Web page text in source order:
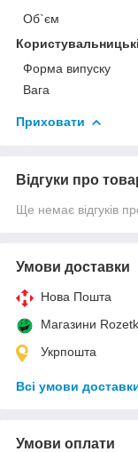
Об`єм
Форма випуску
Вага
Приховати
Відгуки про
Ще немає відгуків
Умови доставки
Нова Пошта
Магазини
Укрпошта
Всі умови
Умови оплати